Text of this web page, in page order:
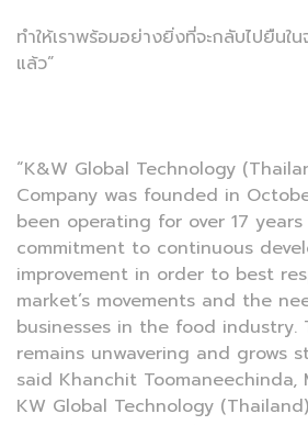
ทำให้เราพร้อมอย่างยิ่งที่จะกลับไปยืนใ
แล้ว”
“K&W Global Technology
Company was founded in
been operating for over 17
commitment to continuous
improvement in order to best
market’s movements and the
businesses in the food industry.
remains unwavering and grows
said Khanchit Toomaneechinda,
KW Global Technology